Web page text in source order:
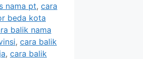
nama pt, cara
beda kota
balik nama
, cara balik
, cara balik